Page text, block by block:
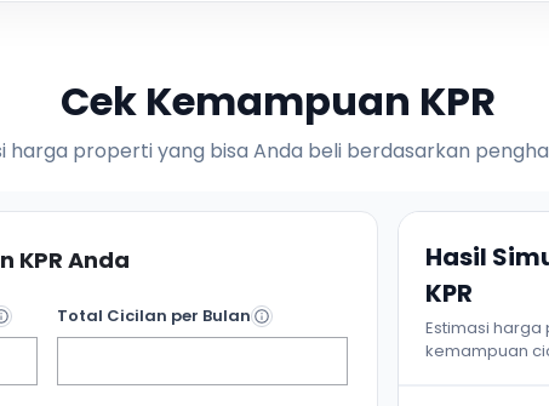
Cek Kemampuan KPR
harga properti yang bisa Anda beli berdasarkan
KPR Anda
Total Cicilan per Bulan
Hasil
KPR
Estimasi
kemampuan